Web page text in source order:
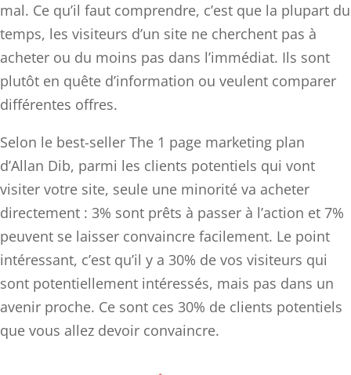
mal. Ce qu’il faut comprendre, c’est que la plupart du
temps, les visiteurs d’un site ne cherchent pas à
acheter ou du moins pas dans l’immédiat. Ils sont
plutôt en quête d’information ou veulent comparer
différentes offres.
Selon le best-seller The 1 page marketing plan
d’Allan Dib, parmi les clients potentiels qui vont
visiter votre site, seule une minorité va acheter
directement : 3% sont prêts à passer à l’action et 7%
peuvent se laisser convaincre facilement. Le point
intéressant, c’est qu’il y a 30% de vos visiteurs qui
sont potentiellement intéressés, mais pas dans un
avenir proche. Ce sont ces 30% de clients potentiels
que vous allez devoir convaincre.